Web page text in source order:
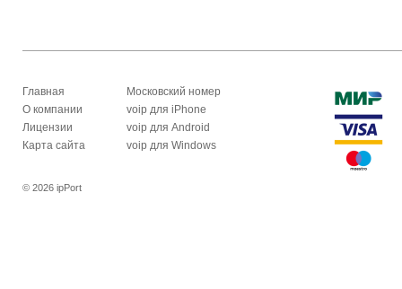
Главная
О компании
Лицензии
Карта сайта
Московский номер
voip для iPhone
voip для Android
voip для Windows
© 2026 ipPort